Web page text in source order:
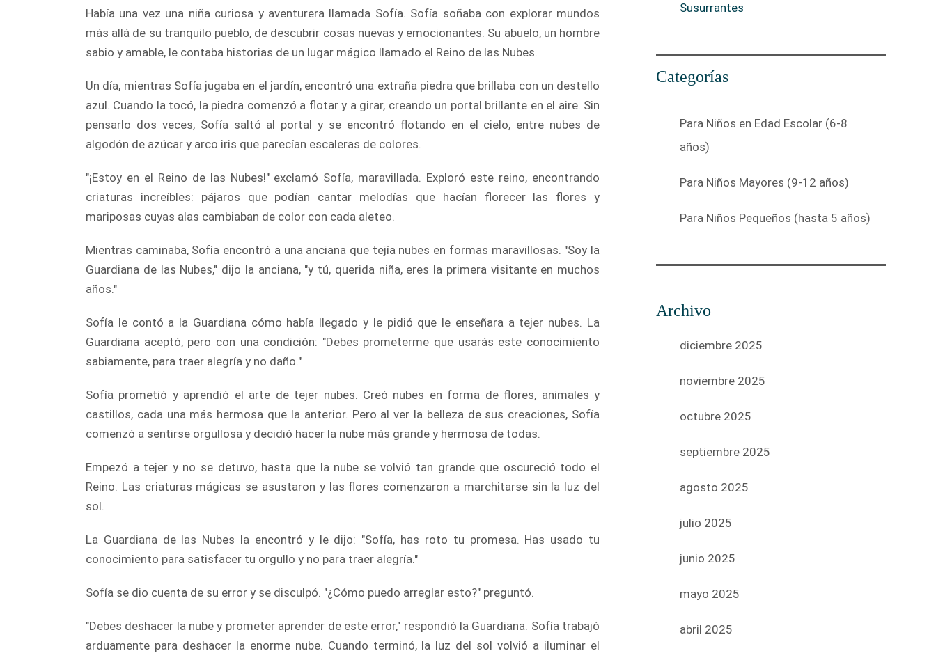
Había una vez una niña curiosa y aventurera llamada Sofía. Sofía soñaba con explorar mundos
más allá de su tranquilo pueblo, de descubrir cosas nuevas y emocionantes. Su abuelo, un hombre
sabio y amable, le contaba historias de un lugar mágico llamado el Reino de las Nubes.
Un día, mientras Sofía jugaba en el jardín, encontró una extraña piedra que brillaba con un destello
azul. Cuando la tocó, la piedra comenzó a flotar y a girar, creando un portal brillante en el aire. Sin
pensarlo dos veces, Sofía saltó al portal y se encontró flotando en el cielo, entre nubes de
algodón de azúcar y arco iris que parecían escaleras de colores.
"¡Estoy en el Reino de las Nubes!" exclamó Sofía, maravillada. Exploró este reino, encontrando
criaturas increíbles: pájaros que podían cantar melodías que hacían florecer las flores y
mariposas cuyas alas cambiaban de color con cada aleteo.
Mientras caminaba, Sofía encontró a una anciana que tejía nubes en formas maravillosas. "Soy la
Guardiana de las Nubes," dijo la anciana, "y tú, querida niña, eres la primera visitante en muchos
años."
Sofía le contó a la Guardiana cómo había llegado y le pidió que le enseñara a tejer nubes. La
Guardiana aceptó, pero con una condición: "Debes prometerme que usarás este conocimiento
sabiamente, para traer alegría y no daño."
Sofía prometió y aprendió el arte de tejer nubes. Creó nubes en forma de flores, animales y
castillos, cada una más hermosa que la anterior. Pero al ver la belleza de sus creaciones, Sofía
comenzó a sentirse orgullosa y decidió hacer la nube más grande y hermosa de todas.
Empezó a tejer y no se detuvo, hasta que la nube se volvió tan grande que oscureció todo el
Reino. Las criaturas mágicas se asustaron y las flores comenzaron a marchitarse sin la luz del
sol.
La Guardiana de las Nubes la encontró y le dijo: "Sofía, has roto tu promesa. Has usado tu
conocimiento para satisfacer tu orgullo y no para traer alegría."
Sofía se dio cuenta de su error y se disculpó. "¿Cómo puedo arreglar esto?" preguntó.
"Debes deshacer la nube y prometer aprender de este error," respondió la Guardiana. Sofía trabajó
arduamente para deshacer la enorme nube. Cuando terminó, la luz del sol volvió a iluminar el
Susurrantes
Categorías
Para Niños en Edad Escolar (6-8
años)
Para Niños Mayores (9-12 años)
Para Niños Pequeños (hasta 5 años)
Archivo
diciembre 2025
noviembre 2025
octubre 2025
septiembre 2025
agosto 2025
julio 2025
junio 2025
mayo 2025
abril 2025